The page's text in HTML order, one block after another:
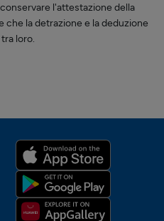
l'attestazione della
la detrazione e la deduzione
loro.